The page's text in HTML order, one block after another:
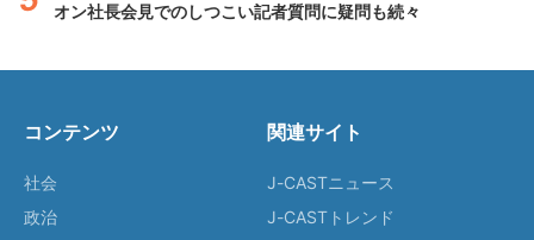
オン社長会見でのしつこい記者質問に疑問も続々
コンテンツ
社会
政治
関連サイト
J-CASTニュース
J-CASTトレンド